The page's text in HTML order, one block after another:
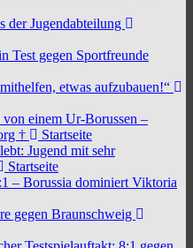
der Jugendabteilung
Test gegen Sportfreunde
etwas aufzubauen!“
von einem Ur-Borussen –
†
Startseite
Jugend mit sehr
Startseite
– Borussia dominiert Viktoria
gegen Braunschweig